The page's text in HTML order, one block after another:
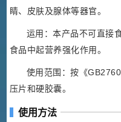
睛、皮肤及腺体等器官。
运用：本产品不可直接
食品中起营养强化作用。
使用范围：按《
压片和硬胶囊。
使用方法